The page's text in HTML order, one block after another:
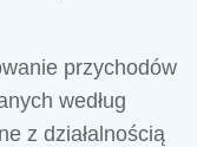
przychodów
według
z działalnością